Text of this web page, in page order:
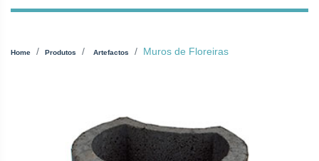
Home Produtos Artefactos Muros de Floreiras